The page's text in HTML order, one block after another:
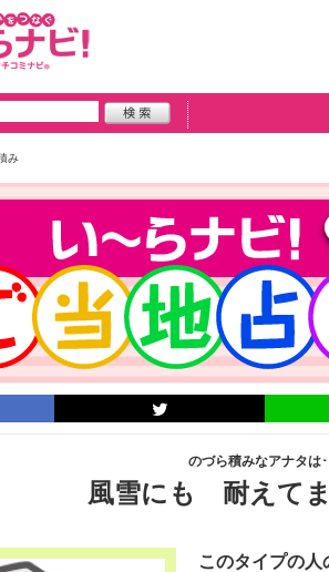
み
のづら積みなアナタは･
風雪にも 耐えて
このタイプの人